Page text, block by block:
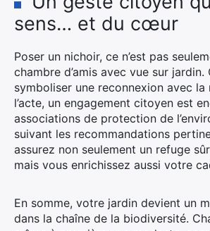
sens… et du cœur
Poser un nichoir, ce n’est pas
chambre d’amis avec vue sur jardin.
symboliser une reconnexion avec la
l’acte, un engagement citoyen est
associations de protection de
suivant les recommandations
assurez non seulement un refuge
mais vous enrichissez aussi votre
En somme, votre jardin devient un
dans la chaîne de la biodiversité.